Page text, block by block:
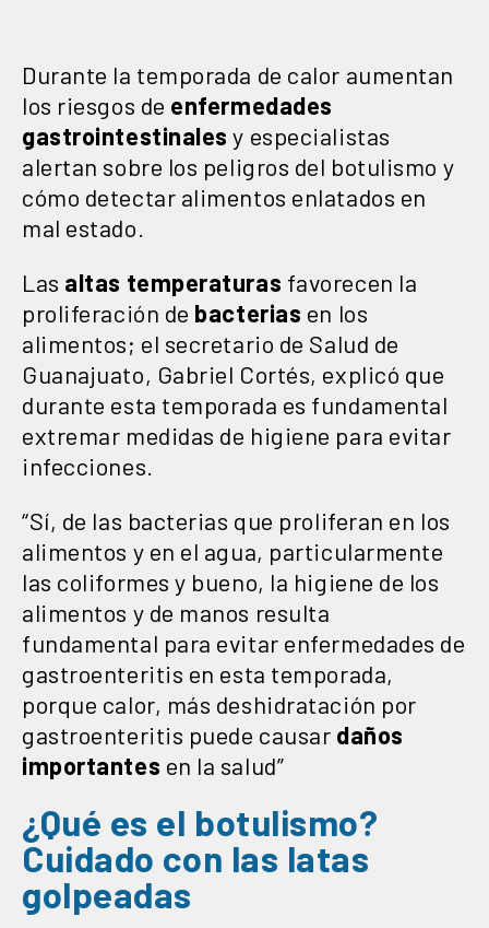
Durante la temporada de calor aumentan
los riesgos de enfermedades
gastrointestinales y especialistas
alertan sobre los peligros del botulismo y
cómo detectar alimentos enlatados en
mal estado.
Las altas temperaturas favorecen la
proliferación de bacterias en los
alimentos; el secretario de Salud de
Guanajuato, Gabriel Cortés, explicó que
durante esta temporada es fundamental
extremar medidas de higiene para evitar
infecciones.
“Sí, de las bacterias que proliferan en los
alimentos y en el agua, particularmente
las coliformes y bueno, la higiene de los
alimentos y de manos resulta
fundamental para evitar enfermedades de
gastroenteritis en esta temporada,
porque calor, más deshidratación por
gastroenteritis puede causar daños
importantes en la salud”
¿Qué es el botulismo?
Cuidado con las latas
golpeadas